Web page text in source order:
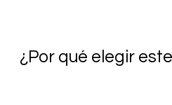
¿Por qué elegir